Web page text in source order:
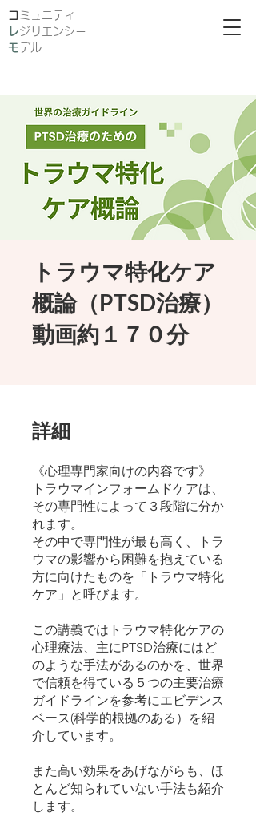
​ミュニティ
レジリエンシー
モデル
トラウマ特化ケア
概論（PTSD治療）
動画約１７０分
詳細
《心理専門家向けの内容です》
トラウマインフォームドケアは、
その専門性によって３段階に分か
れます。
その中で専門性が最も高く、トラ
ウマの影響から困難を抱えている
方に向けたものを「トラウマ特化
ケア」と呼びます。
この講義ではトラウマ特化ケアの
心理療法、主にPTSD治療にはど
のような手法があるのかを、世界
で信頼を得ている５つの主要治療
ガイドラインを参考にエビデンス
ベース(科学的根拠のある）を紹
介しています。
また高い効果をあげながらも、ほ
とんど知られていない手法も紹介
します。